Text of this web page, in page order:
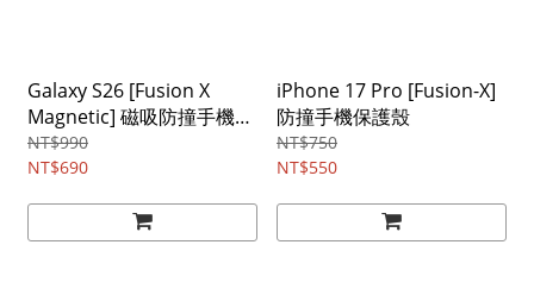
Galaxy S26 [Fusion X
Magnetic] 磁吸防撞手機保
護殼（相容 Magsafe）
NT$990
NT$690
iPhone 17 Pro [Fusion-X]
防撞手機保護殼
NT$750
NT$550